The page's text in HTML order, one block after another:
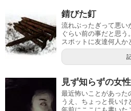
錆びた釘
流れぶったぎって悪い
ぐらい前の事だと思
スポットに友達何人か
見ず知らずの女
最近怖いことがあった
うえ、ちょっと長いけ